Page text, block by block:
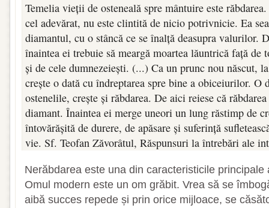
Temelia vieții de osteneală spre mântuire este
cel adevărat, nu este clintită de nicio potrivnicie. Ea
diamantul, cu o stâncă ce se înalță deasupra valurilor.
înaintea ei trebuie să meargă moartea lăuntrică față de
și de cele dumnezeiești. (...) Ca un prunc nou născut,
crește o dată cu îndreptarea spre bine a obiceiurilor. O
ostenelile, crește și răbdarea. De aici reiese că
diamant. Înaintea ei merge uneori un lung răstimp de
întovărășită de durere, de apăsare și suferință
vie. Sf. Teofan Zăvorâtul, Răspunsuri la întrebări ale
Nerăbdarea este una din caracteristicile
Omul modern este un om grăbit. Vrea să se
aibă succes repede și prin orice mijloace, se